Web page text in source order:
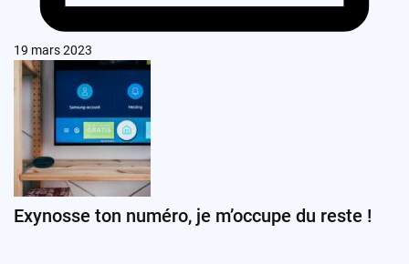
19 mars 2023
Exynosse ton numéro, je m’occupe du reste !